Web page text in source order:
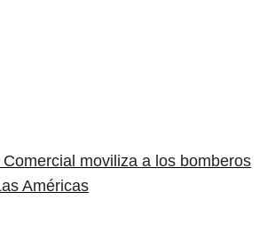
moviliza a los bomberos
Américas